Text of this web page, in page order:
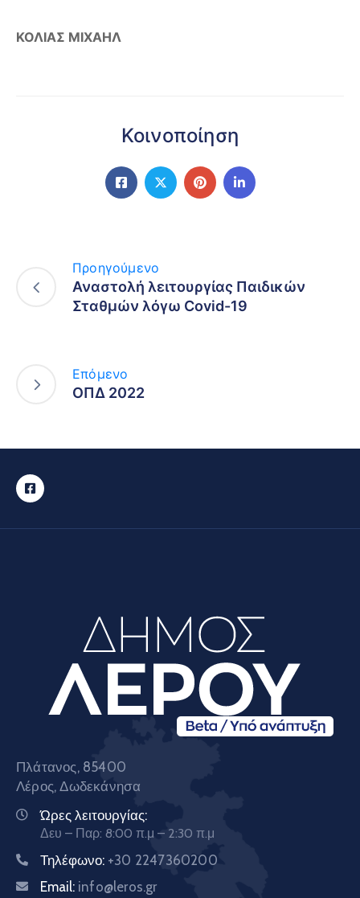
ΚΟΛΙΑΣ ΜΙΧΑΗΛ
Κοινοποίηση
Προηγούμενο
Αναστολή λειτουργίας Παιδικών
Σταθμών λόγω Covid-19
Επόμενο
ΟΠΔ 2022
Πλάτανος, 85400
Λέρος, Δωδεκάνησα
Ώρες λειτουργίας:
Δευ – Παρ: 8:00 π.μ – 2:30 π.μ
Τηλέφωνο: +30 2247360200
Email: info@leros.gr